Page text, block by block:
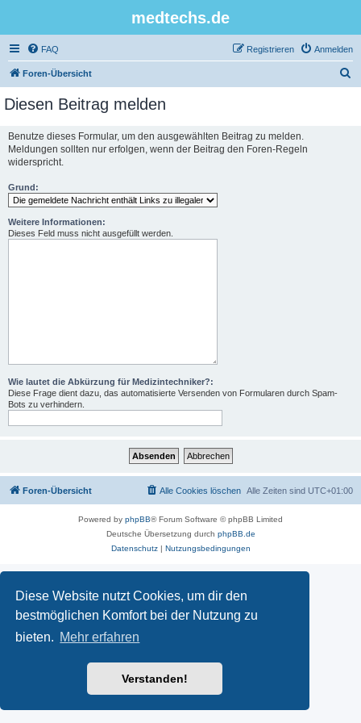
Diese Website nutzt Cookies, um dir den
bestmöglichen Komfort bei der Nutzung zu
bieten. Mehr erfahren
Verstanden!
medtechs.de
FAQ Anmelden
Registrieren
Foren-Übersicht
Diesen Beitrag melden
Benutze dieses Formular, um den ausgewählten Beitrag zu melden.
Meldungen sollten nur erfolgen, wenn der Beitrag den Foren-Regeln
widerspricht.
Grund:
Weitere Informationen:
Dieses Feld muss nicht ausgefüllt werden.
Wie lautet die Abkürzung für Medizintechniker?:
Diese Frage dient dazu, das automatisierte Versenden von Formularen durch Spam-
Bots zu verhindern.
Foren-Übersicht Alle Zeiten sind UTC+01:00
Alle Cookies löschen
Powered by phpBB® Forum Software © phpBB Limited
Deutsche Übersetzung durch phpBB.de
Datenschutz| Nutzungsbedingungen